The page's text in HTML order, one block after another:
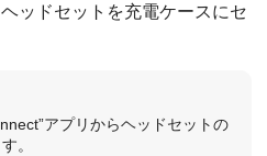
ッドセットを充電ケースにセ
”アプリからヘッドセットの
。